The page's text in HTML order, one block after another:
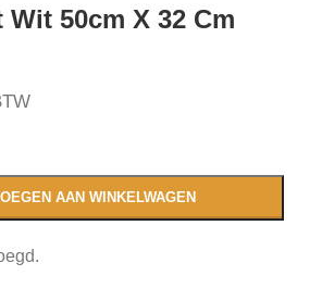
50cm X 32 Cm
AAN WINKELWAGEN